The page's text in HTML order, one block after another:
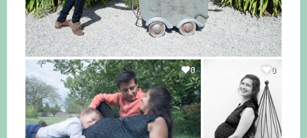
0 0